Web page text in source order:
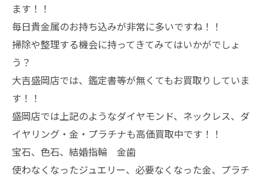
ます！！
毎日貴金属のお持ち込みが非常に多いですね！！
掃除や整理する機会に持ってきてみてはいかがでしょ
う？
大吉盛岡店では、鑑定書等が無くてもお買取りしていま
す！！
盛岡店では上記のようなダイヤモンド、ネックレス、ダ
イヤリング・金・プラチナも高価買取中です！！
宝石、色石、結婚指輪 金歯
使わなくなったジュエリー、必要なくなった金、プラチ